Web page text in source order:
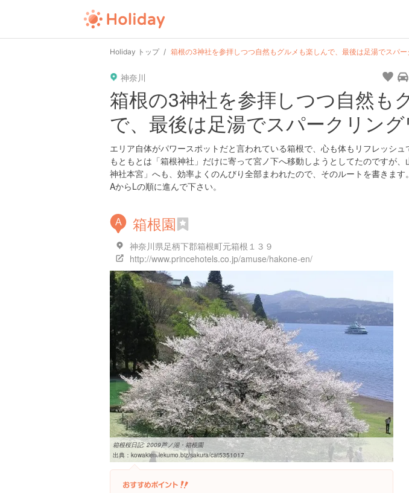
Holiday トップ 箱根の3神社を参拝しつつ自然もグルメも楽しんで、最後は足湯でスパ
神奈川
箱根の3神社を参拝しつつ自然も
で、最後は足湯でスパークリン
エリア自体がパワースポットだと言われている箱根で、心も体もリフレッシュ
もともとは「箱根神社」だけに寄って宮ノ下へ移動しようとしてたのですが
神社本宮」へも、効率よくのんびり全部まわれたので、そのルートを書きます。
AからLの順に進んで下さい。
A 箱根園
神奈川県足柄下郡箱根町元箱根１３９
http://www.princehotels.co.jp/amuse/hakone-en/
箱根桜日記: 2009芦ノ湖・箱根園
出典： kowakien.lekumo.biz/sakura/cat5351017